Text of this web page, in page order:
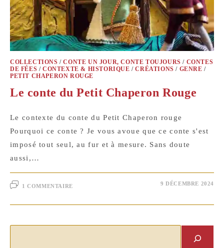
COLLECTIONS /CONTE UN JOUR, CONTE TOUJOURS / CONTES
DE FÉES /CONTEXTE & HISTORIQUE /CRÉATIONS / GENRE /
PETIT CHAPERON ROUGE
Le conte du Petit Chaperon Rouge
Le contexte du conte du Petit Chaperon rouge
Pourquoi ce conte ? Je vous avoue que ce conte s'est
imposé tout seul, au fur et à mesure. Sans doute
aussi,…
1 COMMENTAIRE 9 DÉCEMBRE 2024